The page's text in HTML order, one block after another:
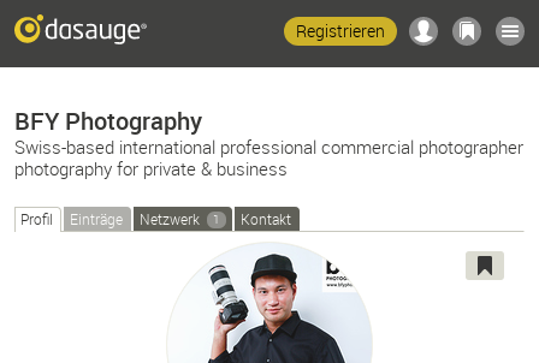
Registrieren
BFY Photography
Swiss-based international professional commercial photographer
photography for private & business
Profil Einträge Netzwerk 1 Kontakt